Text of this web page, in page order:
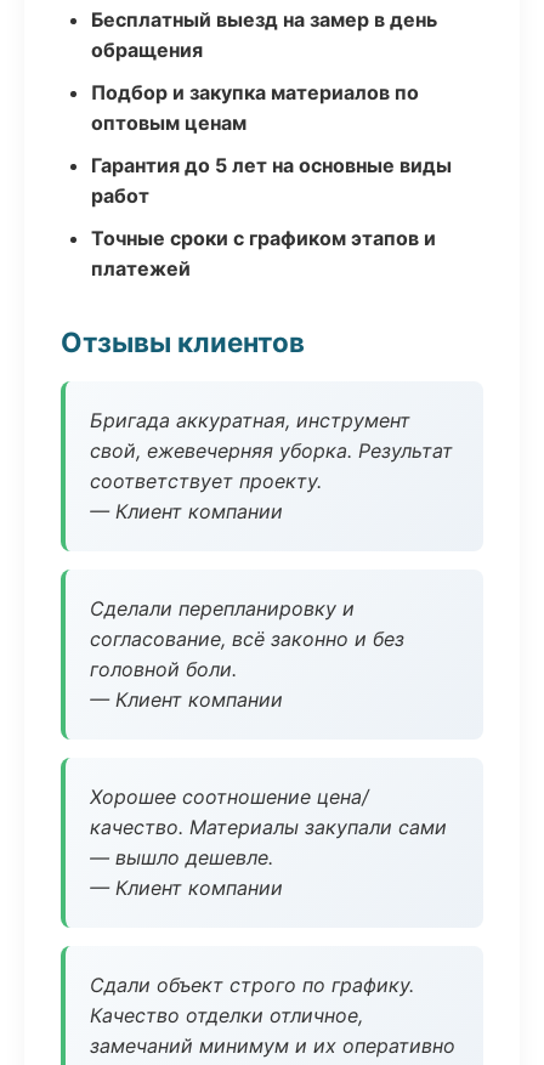
Бесплатный выезд на замер в день
обращения
Подбор и закупка материалов по
оптовым ценам
Гарантия до 5 лет на основные виды
работ
Точные сроки с графиком этапов и
платежей
Отзывы клиентов
Бригада аккуратная, инструмент
свой, ежевечерняя уборка. Результат
соответствует проекту.
— Клиент компании
Сделали перепланировку и
согласование, всё законно и без
головной боли.
— Клиент компании
Хорошее соотношение цена/
качество. Материалы закупали сами
— вышло дешевле.
— Клиент компании
Сдали объект строго по графику.
Качество отделки отличное,
замечаний минимум и их оперативно